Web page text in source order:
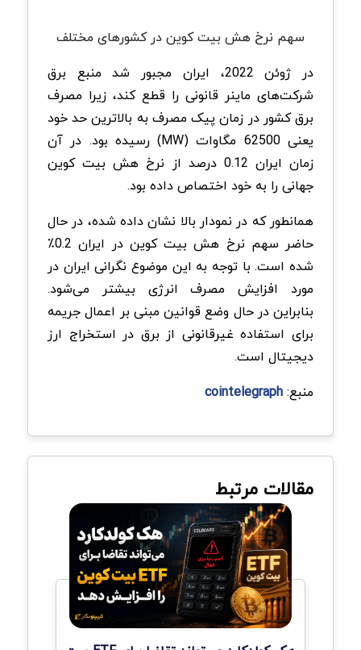
سهم نرخ هش بیت کوین در کشورهای مختلف
در ژوئن 2022، ایران مجبور شد منبع برق
شرکت‌های ماینر قانونی را قطع کند، زیرا مصرف
برق کشور در زمان پیک مصرف به بالاترین حد خود
یعنی 62500 مگاوات (MW) رسیده بود. در آن
زمان ایران 0.12 درصد از نرخ هش بیت کوین
جهانی را به خود اختصاص داده بود.
همانطور که در نمودار بالا نشان داده شده، در حال
حاضر سهم نرخ هش بیت کوین در ایران 0.2٪
شده است. با توجه به این موضوع نگرانی ایران در
مورد افزایش مصرف انرژی بیشتر می‌شود.
بنابراین در حال وضع قوانین مبنی بر اعمال جریمه
برای استفاده غیرقانونی از برق در استخراج ارز
دیجیتال است.
منبع:cointelegraph
مقالات مرتبط